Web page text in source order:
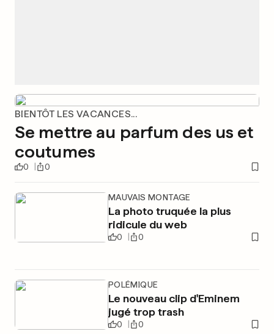
BIENTÔT LES VACANCES...
Se mettre au parfum des us et
coutumes
0 0
MAUVAIS MONTAGE
La photo truquée la plus
ridicule du web
0 0
POLÉMIQUE
Le nouveau clip d'Eminem
jugé trop trash
0 0